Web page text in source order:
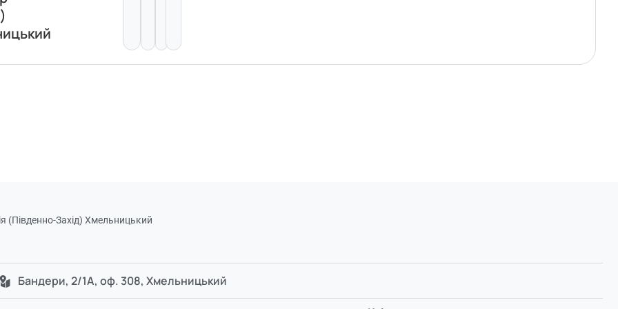
(Південно-Захід) Хмельницький
Бандери, 2/1А, оф. 308, Хмельницький